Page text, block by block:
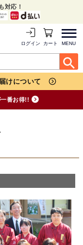
対応！
MENU
ログイン カートを見る
けについて
番お得!!